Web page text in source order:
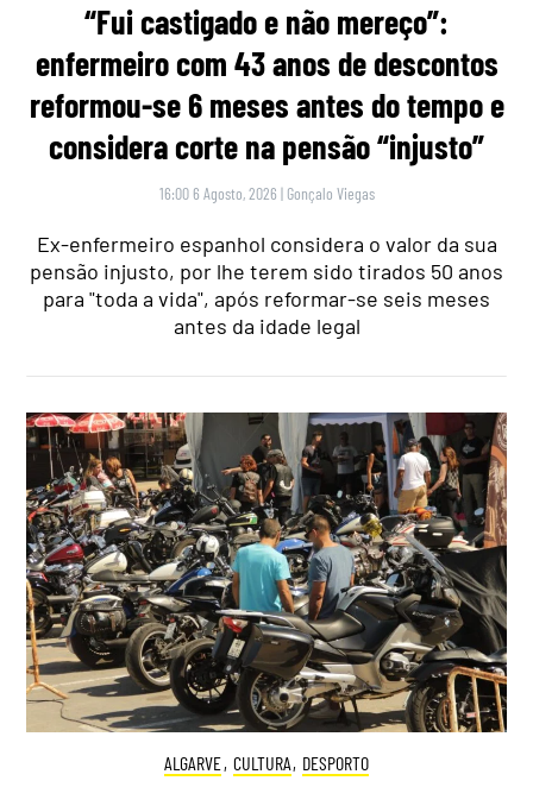
“Fui castigado e não mereço”:
enfermeiro com 43 anos de descontos
reformou-se 6 meses antes do tempo e
considera corte na pensão “injusto”
16:00 6 Agosto, 2026 | Gonçalo Viegas
Ex-enfermeiro espanhol considera o valor da sua
pensão injusto, por lhe terem sido tirados 50 anos
para "toda a vida", após reformar-se seis meses
antes da idade legal
ALGARVE, CULTURA, DESPORTO